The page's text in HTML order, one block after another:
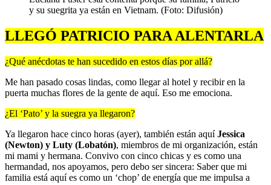
y su suegrita ya están en Vietnam. (Foto: Difusión)
LLEGÓ PATRICIO PARA ALENTARLA
¿Qué anécdotas te han sucedido en estos días por allá?
Me han pasado cosas lindas, como llegar al hotel y recibir en la
puerta muchas flores de la gente de aquí. Eso me emociona.
¿El ‘Pato’ y la suegra ya llegaron?
Ya llegaron hace cinco horas (ayer), también están aquíJessica
(Newton) y Luty (Lobatón), miembros de mi organización, están
mi mami y hermana. Convivo con cinco chicas y es como una
hermandad, nos apoyamos, pero debo ser sincera: Saber que mi
familia está aquí es como un ‘chop’ de energía que me impulsa a